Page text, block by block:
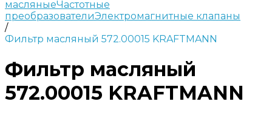
масляныеЧастотные
преобразователиЭлектромагнитные клапаны
/
Фильтр масляный 572.00015 KRAFTMANN
Фильтр масляный
572.00015 KRAFTMANN